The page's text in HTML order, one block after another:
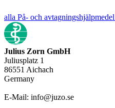
alla På- och avtagningshjälpmedel
Julius Zorn GmbH
Juliusplatz 1
86551 Aichach
Germany
E-Mail: info@juzo.se